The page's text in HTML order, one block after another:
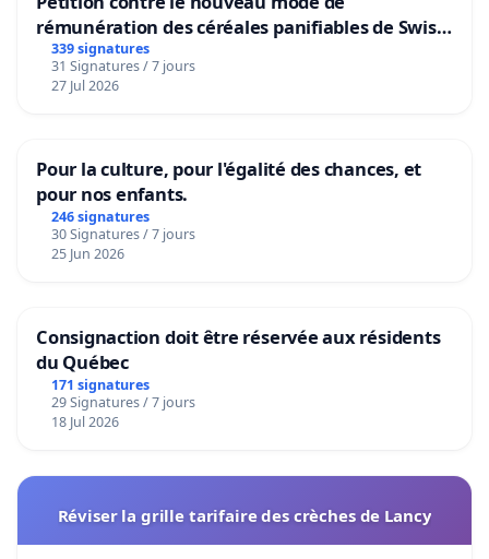
rémunération des céréales panifiables de Swiss
granum basé sur la teneur en protéines
339 signatures
31 Signatures / 7 jours
27 Jul 2026
Pour la culture, pour l'égalité des chances, et
pour nos enfants.
246 signatures
30 Signatures / 7 jours
25 Jun 2026
Consignaction doit être réservée aux résidents
du Québec
171 signatures
29 Signatures / 7 jours
18 Jul 2026
Réviser la grille tarifaire des crèches de Lancy